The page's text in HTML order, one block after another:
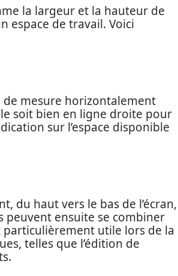
la largeur et la hauteur de
espace de travail. Voici
de mesure horizontalement
soit bien en ligne droite pour
sur l’espace disponible
du haut vers le bas de l’écran,
peuvent ensuite se combiner
particulièrement utile lors de la
telles que l’édition de